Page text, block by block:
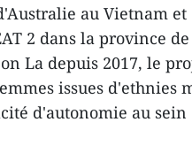
au Vietnam
2 dans la province
La depuis 2017, le
issues
d'autonomie au